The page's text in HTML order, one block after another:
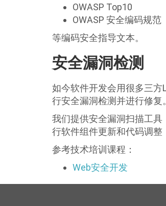
OWASP Top10
OWASP 安全编码规范
等编码安全指导文本。
安全漏洞检测
如今软件开发会用很多三
行安全漏洞检测并进行修复。
我们提供安全漏洞扫描工
行软件组件更新和代码调整
参考技术培训课程：
Web安全开发